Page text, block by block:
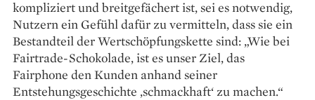
kompliziert und breitgefächert ist, sei es notwendig,
Nutzern ein Gefühl dafür zu vermitteln, dass sie ein
Bestandteil der Wertschöpfungskette sind: „Wie bei
Fairtrade-Schokolade, ist es unser Ziel, das
Fairphone den Kunden anhand seiner
Entstehungsgeschichte ,schmackhaft‘ zu machen.“